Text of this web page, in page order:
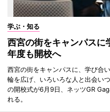
学ぶ・知る
西宮の街をキャンパス
年度も開校へ
西宮の街をキャンパスに、学び合
輪を広げ、いろいろな人と出会い
の開校式が6月9日、ネッツGR
れる。